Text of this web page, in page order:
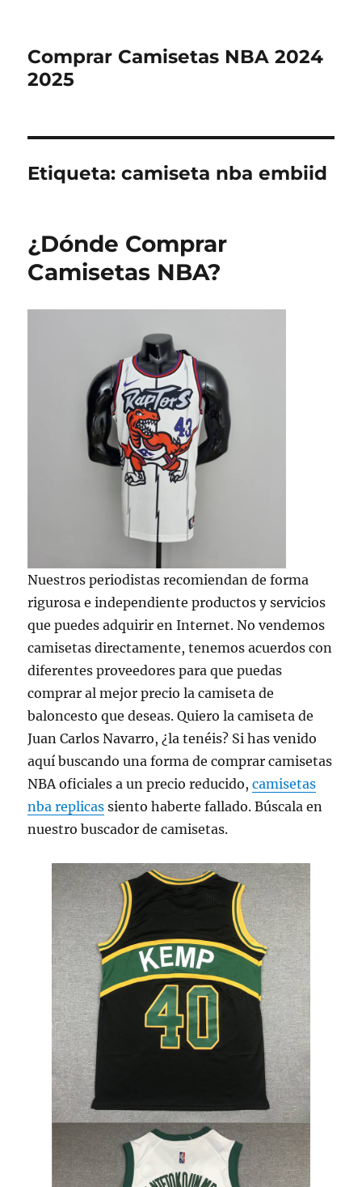
Comprar Camisetas NBA 2024
2025
Etiqueta:camiseta nba embiid
¿Dónde Comprar
Camisetas NBA?
Nuestros periodistas recomiendan de forma
rigurosa e independiente productos y servicios
que puedes adquirir en Internet. No vendemos
camisetas directamente, tenemos acuerdos con
diferentes proveedores para que puedas
comprar al mejor precio la camiseta de
baloncesto que deseas. Quiero la camiseta de
Juan Carlos Navarro, ¿la tenéis? Si has venido
aquí buscando una forma de comprar camisetas
NBA oficiales a un precio reducido,camisetas
nba replicas siento haberte fallado. Búscala en
nuestro buscador de camisetas.